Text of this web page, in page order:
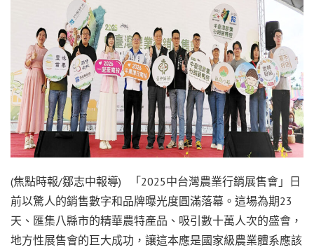
(焦點時報/鄒志中報導) 「2025中台灣農業行銷展售會」日
前以驚人的銷售數字和品牌曝光度圓滿落幕。這場為期23
天、匯集八縣市的精華農特產品、吸引數十萬人次的盛會，
地方性展售會的巨大成功，讓這本應是國家級農業體系應該